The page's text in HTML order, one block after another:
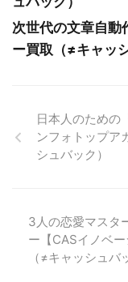
次世代の文章自動
ー買取（≠キャッ
日本人のための
ンフォトップア
シュバック）
3人の恋愛マスタ
ー【CASイノベ
（≠キャッシュバ